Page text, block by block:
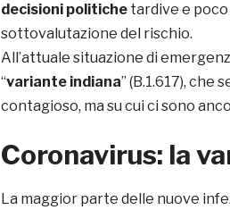
decisioni politiche tardive e
sottovalutazione del rischio.
All’attuale situazione di
“variante indiana” (B.1.617), che
contagioso, ma su cui ci sono
Coronavirus: la
La maggior parte delle nuove